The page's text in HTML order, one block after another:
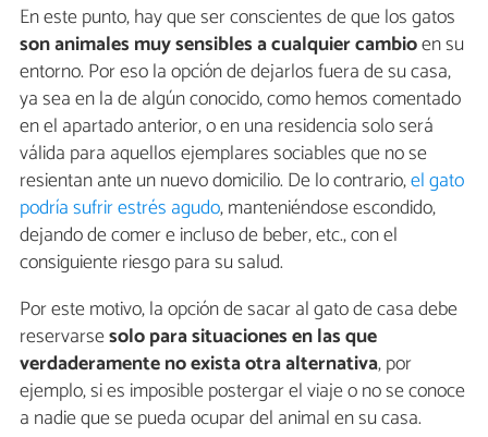
En este punto, hay que ser conscientes de que los gatos
son animales muy sensibles a cualquier cambioen su
entorno. Por eso la opción de dejarlos fuera de su casa,
ya sea en la de algún conocido, como hemos comentado
en el apartado anterior, o en una residencia solo será
válida para aquellos ejemplares sociables que no se
resientan ante un nuevo domicilio. De lo contrario,el gato
podría sufrir estrés agudo, manteniéndose escondido,
dejando de comer e incluso de beber, etc., con el
consiguiente riesgo para su salud.
Por este motivo, la opción de sacar al gato de casa debe
reservarsesolo para situaciones en las que
verdaderamente no exista otra alternativa, por
ejemplo, si es imposible postergar el viaje o no se conoce
a nadie que se pueda ocupar del animal en su casa.